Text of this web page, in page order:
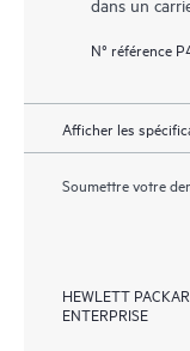
N° référence
Afficher les
Soumettre votre
HEWLETT
ENTERPRISE